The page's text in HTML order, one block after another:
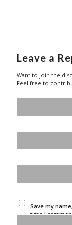
Leave a
Want to join the
Feel free to
Save my
time I